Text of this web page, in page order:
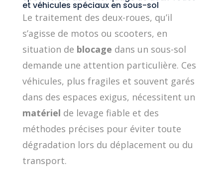
et véhicules spéciaux en sous-sol
Le traitement des deux-roues, qu’il
s’agisse de motos ou scooters, en
situation de blocage dans un sous-sol
demande une attention particulière. Ces
véhicules, plus fragiles et souvent garés
dans des espaces exigus, nécessitent un
matériel de levage fiable et des
méthodes précises pour éviter toute
dégradation lors du déplacement ou du
transport.